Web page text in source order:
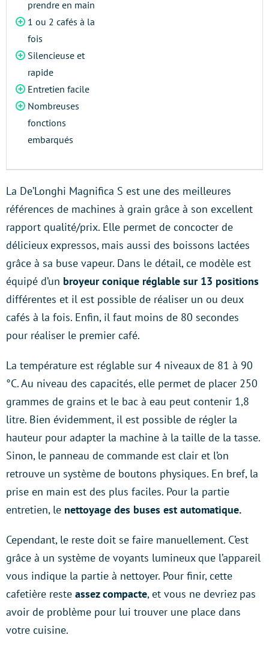
prendre en main
1 ou 2 cafés à la
fois
Silencieuse et
rapide
Entretien facile
Nombreuses
fonctions
embarqués
La De’Longhi Magnifica S est une des meilleures
références de machines à grain grâce à son excellent
rapport qualité/prix. Elle permet de concocter de
délicieux expressos, mais aussi des boissons lactées
grâce à sa buse vapeur. Dans le détail, ce modèle est
équipé d’un broyeur conique réglable sur 13 positions
différentes et il est possible de réaliser un ou deux
cafés à la fois. Enfin, il faut moins de 80 secondes
pour réaliser le premier café.
La température est réglable sur 4 niveaux de 81 à 90
°C. Au niveau des capacités, elle permet de placer 250
grammes de grains et le bac à eau peut contenir 1,8
litre. Bien évidemment, il est possible de régler la
hauteur pour adapter la machine à la taille de la tasse.
Sinon, le panneau de commande est clair et l’on
retrouve un système de boutons physiques. En bref, la
prise en main est des plus faciles. Pour la partie
entretien, le nettoyage des buses est automatique.
Cependant, le reste doit se faire manuellement. C’est
grâce à un système de voyants lumineux que l’appareil
vous indique la partie à nettoyer. Pour finir, cette
cafetière reste assez compacte, et vous ne devriez pas
avoir de problème pour lui trouver une place dans
votre cuisine.